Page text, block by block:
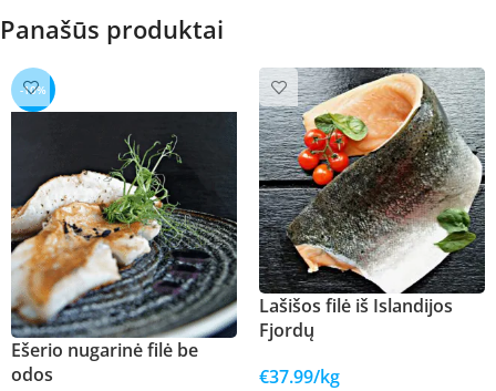
Panašūs produktai
-10%
Ešerio nugarinė filė be
odos
Lašišos filė iš Islandijos
Fjordų
€37.99/kg